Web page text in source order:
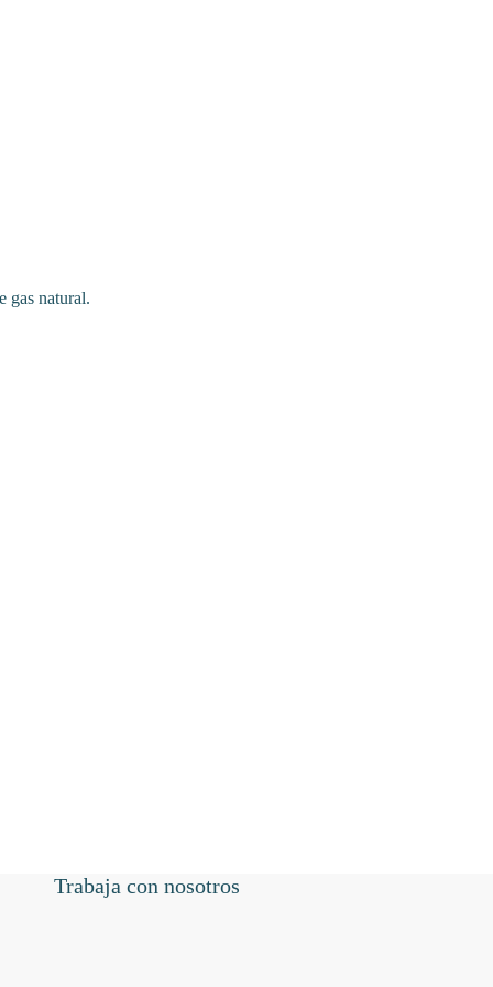
gas natural.
Trabaja con nosotros